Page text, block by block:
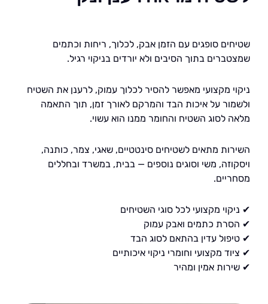
סופגים עם הזמן אבק, לכלוך, ריחות וכתמים
בתוך הסיבים ולא יורדים בניקוי רגיל.
מקצועי מאפשר להסיר לכלוך עמוק, לרענן את השטיח
על איכות הבד והמרקם לאורך זמן, תוך התאמה
לסוג השטיח והחומר ממנו הוא עשוי.
מתאים לשטיחים סינטטיים, שאגי, צמר, כותנה,
משי וסוגים נוספים — בבית, במשרד ובחללים
מקצועי לכל סוגי השטיחים
כתמים ואבק עמוק
עדין בהתאם לסוג הבד
מקצועי וחומרי ניקוי איכותיים
אמין ומהיר